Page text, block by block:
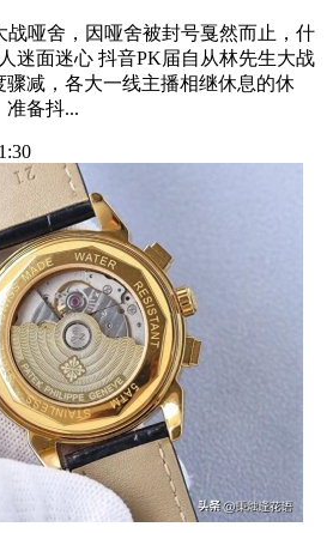
战哑舍，因哑舍被封号戛然而止，什
迷面迷心 抖音PK届自从林先生大战
骤减，各大一线主播相继休息的休
准备抖...